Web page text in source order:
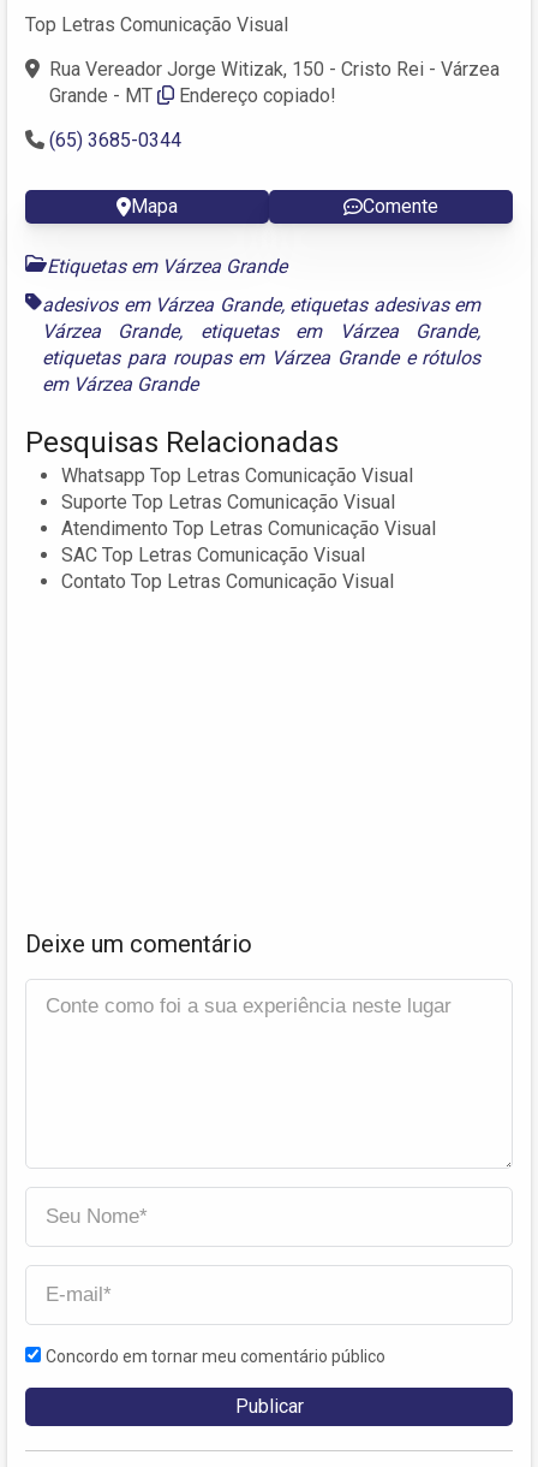
Top Letras Comunicação Visual
Rua Vereador Jorge Witizak, 150 - Cristo Rei - Várzea
Grande - MT
Endereço copiado!
(65) 3685-0344
Mapa Comente
Etiquetas em Várzea Grande
adesivos em Várzea Grande, etiquetas adesivas em
Várzea Grande, etiquetas em Várzea Grande,
etiquetas para roupas em Várzea Grandee rótulos
em Várzea Grande
Pesquisas Relacionadas
Whatsapp Top Letras Comunicação Visual
Suporte Top Letras Comunicação Visual
Atendimento Top Letras Comunicação Visual
SAC Top Letras Comunicação Visual
Contato Top Letras Comunicação Visual
Deixe um comentário
Concordo em tornar meu comentário público